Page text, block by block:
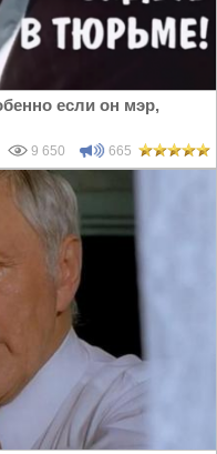
если он мэр,
9 650 665